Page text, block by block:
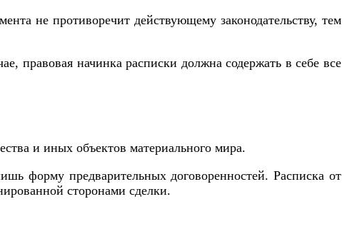
не противоречит действующему законодательству, тем
правовая начинка расписки должна содержать в себе все
и иных объектов материального мира.
форму предварительных договоренностей. Расписка от
сторонами сделки.